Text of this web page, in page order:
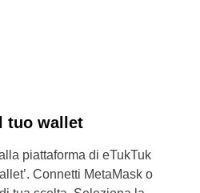
tuo wallet
piattaforma di eTukTuk
Connetti MetaMask o